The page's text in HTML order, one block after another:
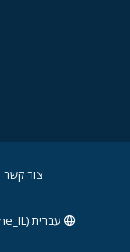
צור קשר
עברית (he_IL)